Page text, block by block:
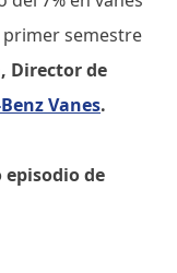
primer semestre
Director de
Vanes.
episodio de